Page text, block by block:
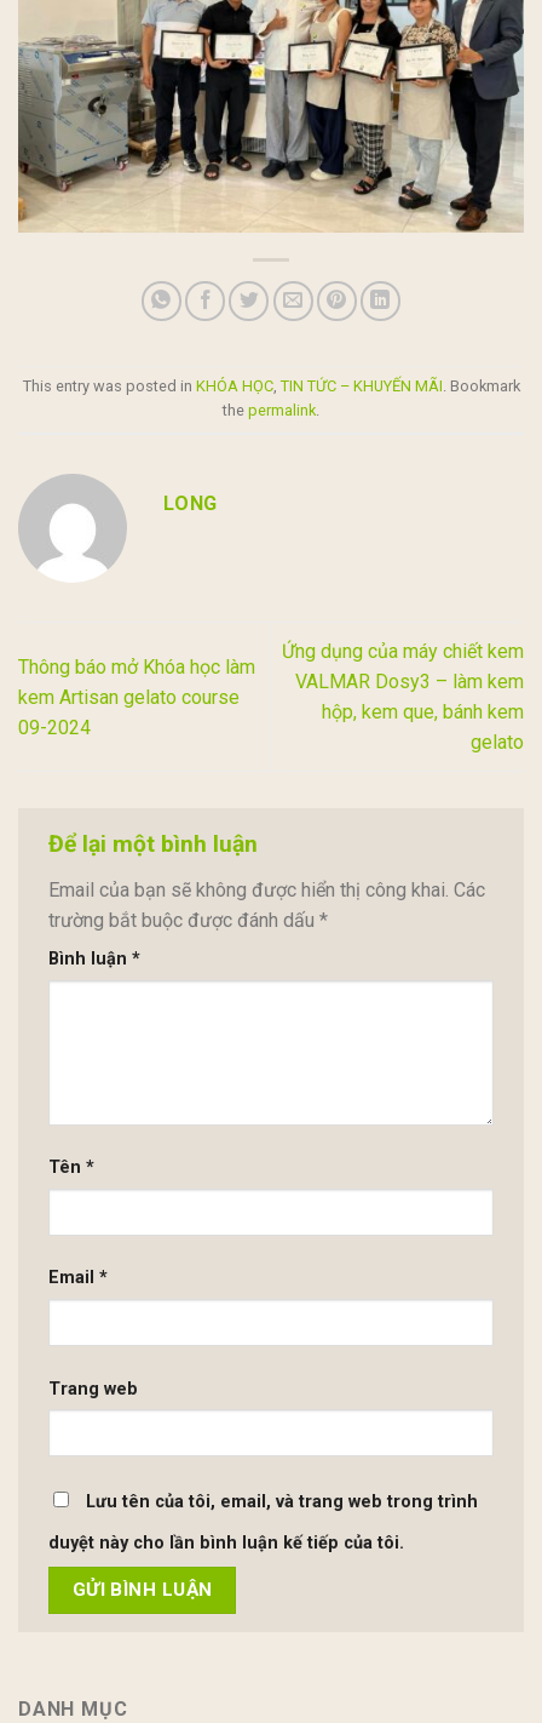
This entry was posted in KHÓA HỌC, TIN TỨC – KHUYẾN MÃI. Bookmark
the permalink.
LONG
Thông báo mở Khóa học làm
kem Artisan gelato course
09-2024
Ứng dụng của máy chiết kem
VALMAR Dosy3 – làm kem
hộp, kem que, bánh kem
gelato
Để lại một bình luận
Email của bạn sẽ không được hiển thị công khai. Các
trường bắt buộc được đánh dấu *
Bình luận *
Tên *
Email *
Trang web
Lưu tên của tôi, email, và trang web trong trình
duyệt này cho lần bình luận kế tiếp của tôi.
DANH MỤC